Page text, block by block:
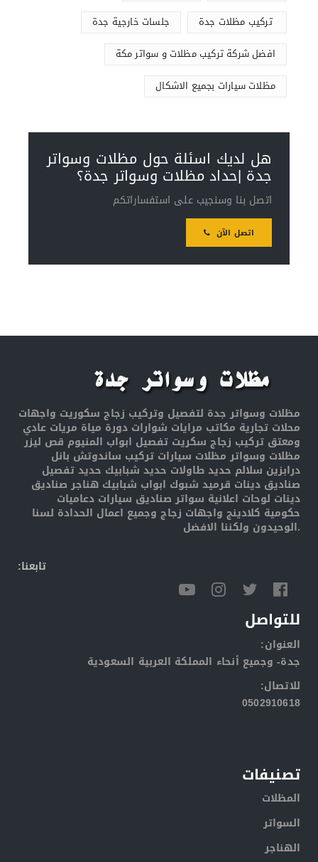
جلسات خارجية جدة
تركيب مظلات جدة
افضل شركة تركيب مظلات و سواتر مكة
مظلات سيارات بجميع الاشكال
هل لديك اسئلة حول مظلات وسواتر
جدة |حداد مظلات وسواتر جدة؟
اتصل بنا وسنجيب على استفساراتكم
اتصل الآن
مظلات وسواتر جدة لتفصيل وتركيب زجاج سكوريت واجهات
محلات تجارية مكاتب مرايات شوارات دورة مياة مريات عادي
ومعتق تركيب زجاج سكريت تفصيل ابواب المنيوم قص ليزر
مظلات وسواتر مظلات سيارات تركيب ساندوتش بانل
درابزين سلالم حديد طاولات حديد شبابيك حديد تفصيل
صناديق دينات قرميد شبوك ابواب شبابيك هناجر صناديق
دينات لوحات اعلانية سواتر صناديق سيارات دعاميات
حكومية كلادينج واجهات زجاج وجميع اعمال الحدادة لسنا
الوحيدون ولكننا الافضل.
:تابعنا
للتواصل
:العنوان
جدة- وجميع أنحاء المملكة العربية السعودية
:للاتصال
0502910618
تصنيفات
المظلات
السواتر
الهناجر